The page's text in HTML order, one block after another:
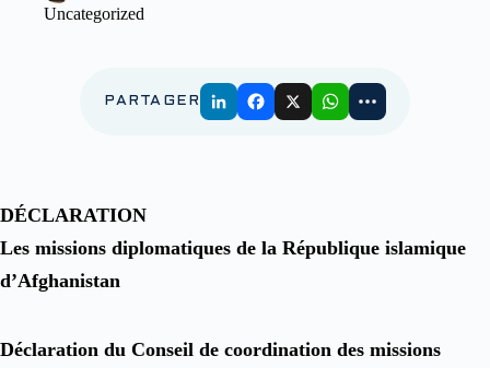
Uncategorized
PARTAGER
DÉCLARATION
Les missions diplomatiques de la République islamique
d’Afghanistan
Déclaration du Conseil de coordination des missions